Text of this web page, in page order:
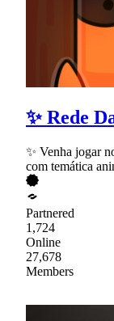
✨ Rede
✨ Venha jogar
com temática
Partnered
1,724
Online
27,678
Members